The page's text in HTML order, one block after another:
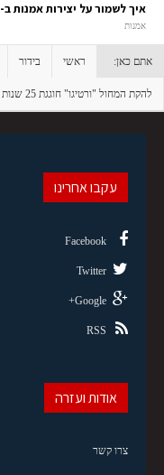
איך לשמור על יצירות אמנות ב-2025? המדריך המלא לאחסון בטוח
אמנות
אתם כאן: ראשי בידור
להקת המחול "ורטיגו" חוגגת 25 שנות יצירה
עקבו אחרינו
Facebook
Twitter
Google+
RSS
אודות ועזרה
צרו קשר